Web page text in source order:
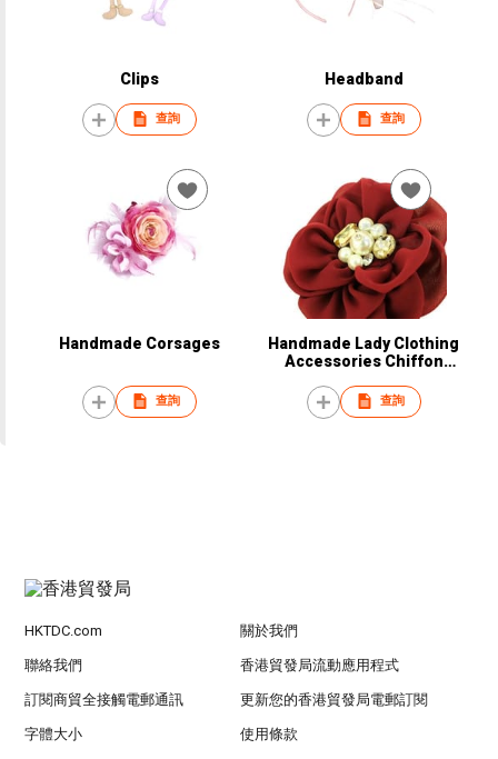
Clips
查詢
Headband
查詢
Handmade Corsages
查詢
Handmade Lady Clothing
Accessories Chiffon
查詢
HKTDC.com 關於我們
聯絡我們 香港貿發局流動應用程式
訂閱商貿全接觸電郵通訊 更新您的香港貿發局電郵訂閱
字體大小 使用條款